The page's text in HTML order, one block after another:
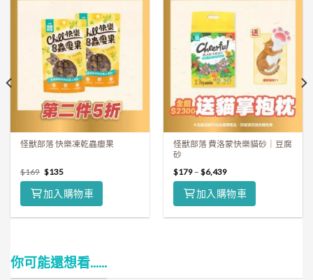
怪獸部落 快樂凍乾蟲癭果
$169 $135
加入購物車
怪獸部落 費洛蒙快樂貓砂｜豆腐
砂
$179 –$6,439
加入購物車
你可能還想看......